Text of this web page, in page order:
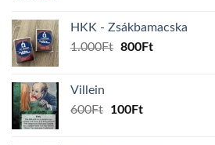
160Ft.150Ft.
HKK - Zsákbamacska
1.000Ft Original
800FtCurrent
Villein
600Ft
Original
100FtCurrent